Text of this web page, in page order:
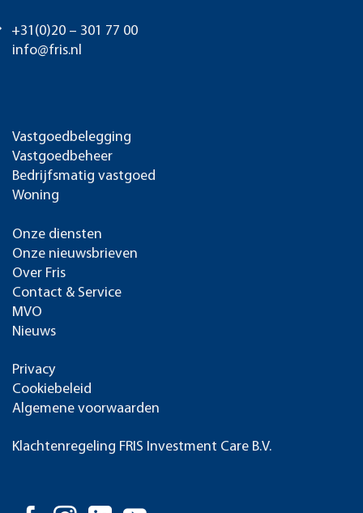
+31(0)20 – 301 77 00
info@fris.nl
Vastgoedbelegging
Vastgoedbeheer
Bedrijfsmatig vastgoed
Woning
Onze diensten
Onze nieuwsbrieven
Over Fris
Contact & Service
MVO
Nieuws
Privacy
Cookiebeleid
Algemene voorwaarden
Klachtenregeling FRIS Investment Care B.V.